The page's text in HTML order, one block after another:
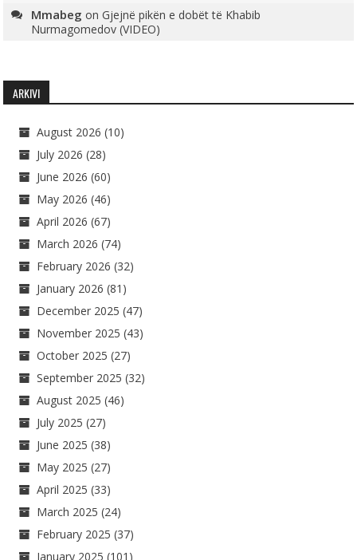
Mmabeg onGjejnë pikën e dobët të Khabib
Nurmagomedov (VIDEO)
ARKIVI
August 2026 (10)
July 2026 (28)
June 2026 (60)
May 2026 (46)
April 2026 (67)
March 2026 (74)
February 2026 (32)
January 2026 (81)
December 2025 (47)
November 2025 (43)
October 2025 (27)
September 2025 (32)
August 2025 (46)
July 2025 (27)
June 2025 (38)
May 2025 (27)
April 2025 (33)
March 2025 (24)
February 2025 (37)
January 2025 (101)